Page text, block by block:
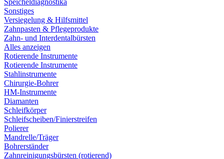
Speicheldiagnostika
Sonstiges
Versiegelung & Hilfsmittel
Zahnpasten & Pflegeprodukte
Zahn- und Interdentalbürsten
Alles anzeigen
Rotierende Instrumente
Rotierende Instrumente
Stahlinstrumente
Chirurgie-Bohrer
HM-Instrumente
Diamanten
Schleifkörper
Schleifscheiben/Finierstreifen
Polierer
Mandrelle/Träger
Bohrerständer
Zahnreinigungsbürsten (rotierend)